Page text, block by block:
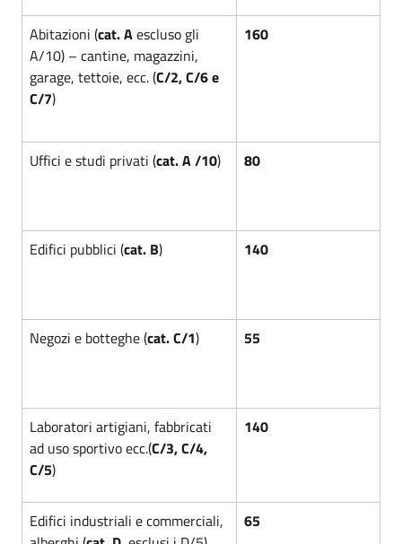
Abitazioni (cat. Aescluso gli
A/10) – cantine, magazzini,
garage, tettoie, ecc. (C/2, C/6 e
C/7)
160
Uffici e studi privati (cat. A /10) 80
Edifici pubblici (cat. B) 140
Negozi e botteghe (cat. C/1) 55
Laboratori artigiani, fabbricati
ad uso sportivo ecc.(C/3, C/4,
C/5)
140
Edifici industriali e commerciali,
65